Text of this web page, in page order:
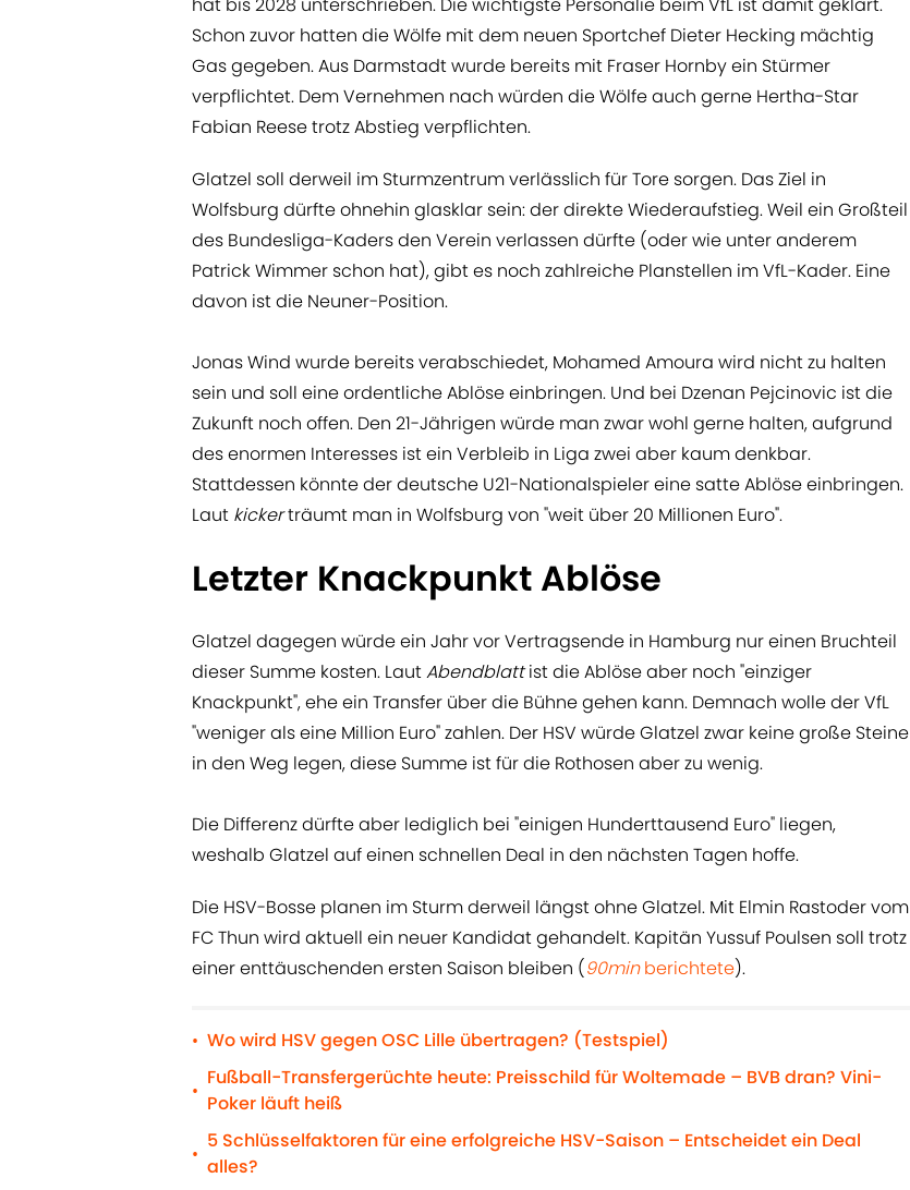
hat bis 2028 unterschrieben. Die wichtigste Personalie beim VfL ist damit geklärt.
Schon zuvor hatten die Wölfe mit dem neuen Sportchef Dieter Hecking mächtig
Gas gegeben. Aus Darmstadt wurde bereits mit Fraser Hornby ein Stürmer
verpflichtet. Dem Vernehmen nach würden die Wölfe auch gerne Hertha-Star
Fabian Reese trotz Abstieg verpflichten.
Glatzel soll derweil im Sturmzentrum verlässlich für Tore sorgen. Das Ziel in
Wolfsburg dürfte ohnehin glasklar sein: der direkte Wiederaufstieg. Weil ein Großteil
des Bundesliga-Kaders den Verein verlassen dürfte (oder wie unter anderem
Patrick Wimmer schon hat), gibt es noch zahlreiche Planstellen im VfL-Kader. Eine
davon ist die Neuner-Position.
Jonas Wind wurde bereits verabschiedet, Mohamed Amoura wird nicht zu halten
sein und soll eine ordentliche Ablöse einbringen. Und bei Dzenan Pejcinovic ist die
Zukunft noch offen. Den 21-Jährigen würde man zwar wohl gerne halten, aufgrund
des enormen Interesses ist ein Verbleib in Liga zwei aber kaum denkbar.
Stattdessen könnte der deutsche U21-Nationalspieler eine satte Ablöse einbringen.
Laut kickerträumt man in Wolfsburg von "weit über 20 Millionen Euro".
Letzter Knackpunkt Ablöse
Glatzel dagegen würde ein Jahr vor Vertragsende in Hamburg nur einen Bruchteil
dieser Summe kosten. LautAbendblattist die Ablöse aber noch "einziger
Knackpunkt", ehe ein Transfer über die Bühne gehen kann. Demnach wolle der VfL
"weniger als eine Million Euro" zahlen. Der HSV würde Glatzel zwar keine große Steine
in den Weg legen, diese Summe ist für die Rothosen aber zu wenig.
Die Differenz dürfte aber lediglich bei "einigen Hunderttausend Euro" liegen,
weshalb Glatzel auf einen schnellen Deal in den nächsten Tagen hoffe.
Die HSV-Bosse planen im Sturm derweil längst ohne Glatzel. Mit Elmin Rastoder vom
FC Thun wird aktuell ein neuer Kandidat gehandelt. Kapitän Yussuf Poulsen soll trotz
einer enttäuschenden ersten Saison bleiben (90minberichtete).
• Wo wird HSV gegen OSC Lille übertragen? (Testspiel)
•
Fußball-Transfergerüchte heute: Preisschild für Woltemade – BVB dran? Vini-
Poker läuft heiß
•
5 Schlüsselfaktoren für eine erfolgreiche HSV-Saison – Entscheidet ein Deal
alles?